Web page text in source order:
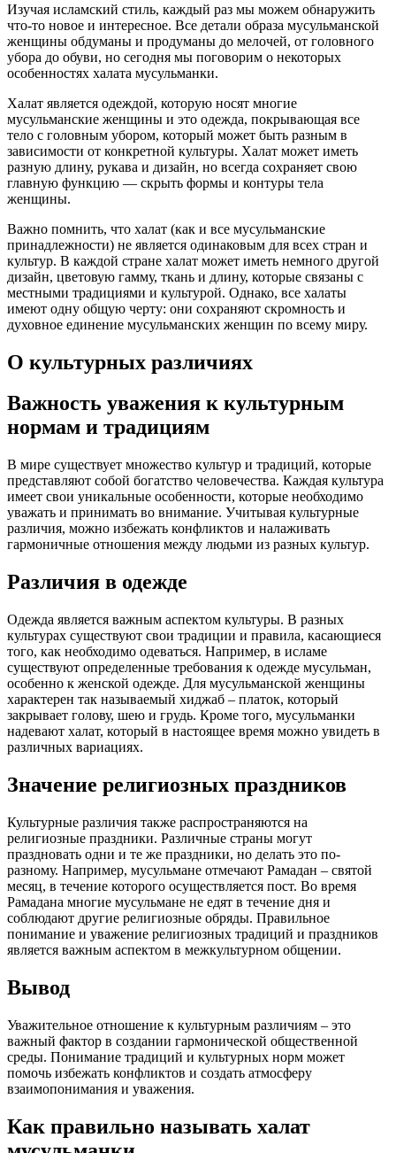
Изучая исламский стиль, каждый раз мы можем обнаружить
что-то новое и интересное. Все детали образа мусульманской
женщины обдуманы и продуманы до мелочей, от головного
убора до обуви, но сегодня мы поговорим о некоторых
особенностях халата мусульманки.
Халат является одеждой, которую носят многие
мусульманские женщины и это одежда, покрывающая все
тело с головным убором, который может быть разным в
зависимости от конкретной культуры. Халат может иметь
разную длину, рукава и дизайн, но всегда сохраняет свою
главную функцию — скрыть формы и контуры тела
женщины.
Важно помнить, что халат (как и все мусульманские
принадлежности) не является одинаковым для всех стран и
культур. В каждой стране халат может иметь немного другой
дизайн, цветовую гамму, ткань и длину, которые связаны с
местными традициями и культурой. Однако, все халаты
имеют одну общую черту: они сохраняют скромность и
духовное единение мусульманских женщин по всему миру.
О культурных различиях
Важность уважения к культурным
нормам и традициям
В мире существует множество культур и традиций, которые
представляют собой богатство человечества. Каждая культура
имеет свои уникальные особенности, которые необходимо
уважать и принимать во внимание. Учитывая культурные
различия, можно избежать конфликтов и налаживать
гармоничные отношения между людьми из разных культур.
Различия в одежде
Одежда является важным аспектом культуры. В разных
культурах существуют свои традиции и правила, касающиеся
того, как необходимо одеваться. Например, в исламе
существуют определенные требования к одежде мусульман,
особенно к женской одежде. Для мусульманской женщины
характерен так называемый хиджаб – платок, который
закрывает голову, шею и грудь. Кроме того, мусульманки
надевают халат, который в настоящее время можно увидеть в
различных вариациях.
Значение религиозных праздников
Культурные различия также распространяются на
религиозные праздники. Различные страны могут
праздновать одни и те же праздники, но делать это по-
разному. Например, мусульмане отмечают Рамадан – святой
месяц, в течение которого осуществляется пост. Во время
Рамадана многие мусульмане не едят в течение дня и
соблюдают другие религиозные обряды. Правильное
понимание и уважение религиозных традиций и праздников
является важным аспектом в межкультурном общении.
Вывод
Уважительное отношение к культурным различиям – это
важный фактор в создании гармонической общественной
среды. Понимание традиций и культурных норм может
помочь избежать конфликтов и создать атмосферу
взаимопонимания и уважения.
Как правильно называть халат